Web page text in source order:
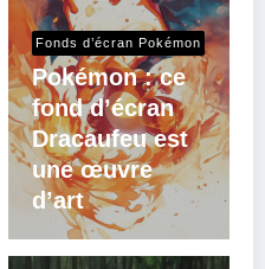
Fonds d’écran Pokémon
Pokémon : ce
fond d’écran
Dracaufeu est
une œuvre
d’art